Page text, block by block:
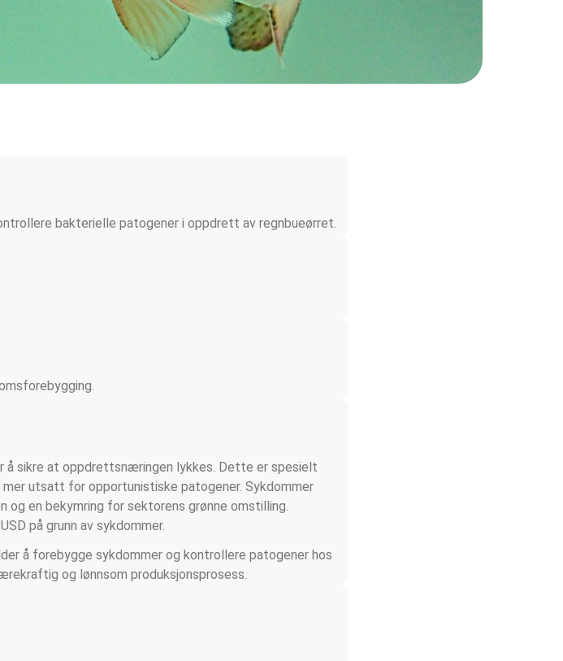
bakterielle patogener i oppdrett av regnbueørret.
å sikre at oppdrettsnæringen lykkes. Dette er spesielt
utsatt for opportunistiske patogener. Sykdommer
og en bekymring for sektorens grønne omstilling.
på grunn av sykdommer.
å forebygge sykdommer og kontrollere patogener hos
og lønnsom produksjonsprosess.